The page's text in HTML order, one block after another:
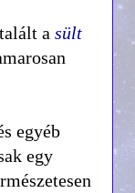
a sült
egyéb
egy